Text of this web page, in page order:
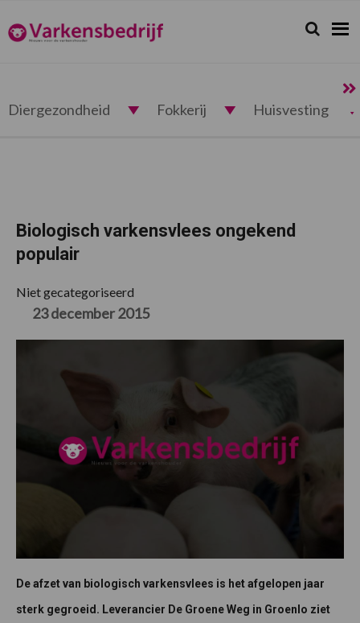
de
hoofdnavigatie
de
hoofd
de
eerste
de
voettekst
Varkensbedrijf.nl Zoeken...
Zoek
Diergezondheid Fokkerij Huisvesting
Biologisch varkensvlees ongekend
populair
Niet gecategoriseerd
23 december 2015
De afzet van biologisch varkensvlees is het afgelopen jaar
sterk gegroeid. Leverancier De Groene Weg in Groenlo ziet